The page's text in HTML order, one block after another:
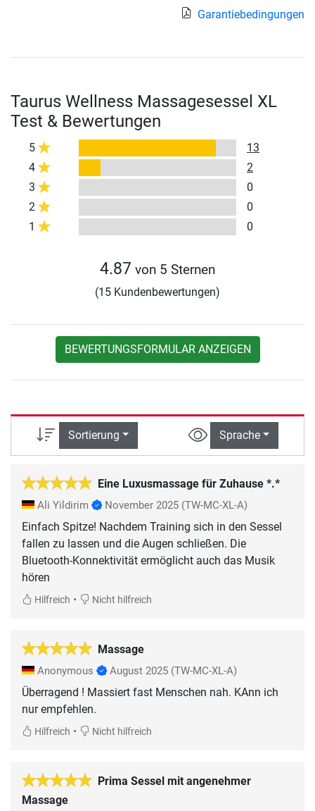
Garantiebedingungen
Taurus Wellness Massagesessel XL
Test & Bewertungen
5
13
4
2
3
0
2
0
1
0
4.87 von 5 Sternen
(15 Kundenbewertungen)
BEWERTUNGSFORMULAR ANZEIGEN
Sortierung Sprache
Eine Luxusmassage für Zuhause *.*
Ali Yildirim November 2025 (TW-MC-XL-A)
Einfach Spitze! Nachdem Training sich in den Sessel
fallen zu lassen und die Augen schließen. Die
Bluetooth-Konnektivität ermöglicht auch das Musik
hören
Hilfreich • Nicht hilfreich
Massage
Anonymous August 2025 (TW-MC-XL-A)
Überragend ! Massiert fast Menschen nah. KAnn ich
nur empfehlen.
Hilfreich • Nicht hilfreich
Prima Sessel mit angenehmer
Massage